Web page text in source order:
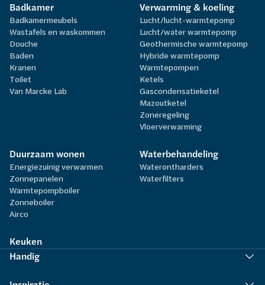
Badkamer
Badkamermeubels
Wastafels en waskommen
Douche
Baden
Kranen
Toilet
Van Marcke Lab
Verwarming & koeling
Lucht/lucht-warmtepomp
Lucht/water warmtepomp
Geothermische warmtepomp
Hybride warmtepomp
Warmtepompen
Ketels
Gascondensatieketel
Mazoutketel
Zoneregeling
Vloerverwarming
Duurzaam wonen
Energiezuinig verwarmen
Zonnepanelen
Warmtepompboiler
Zonneboiler
Airco
Waterbehandeling
Waterontharders
Waterfilters
Keuken
Handig